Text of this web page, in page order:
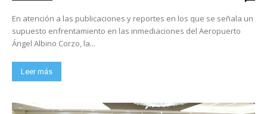
En atención a las publicaciones y reportes en los que se señala un
supuesto enfrentamiento en las inmediaciones del Aeropuerto
Ángel Albino Corzo, la...
Leer más